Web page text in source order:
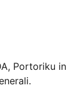
Portoriku in